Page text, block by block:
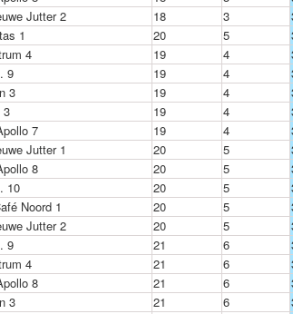
Jutter 2 18 3
1 20 5
4 19 4
9 19 4
3 19 4
3 19 4
7 19 4
Jutter 1 20 5
8 20 5
10 20 5
Noord 1 20 5
Jutter 2 20 5
9 21 6
4 21 6
8 21 6
3 21 6